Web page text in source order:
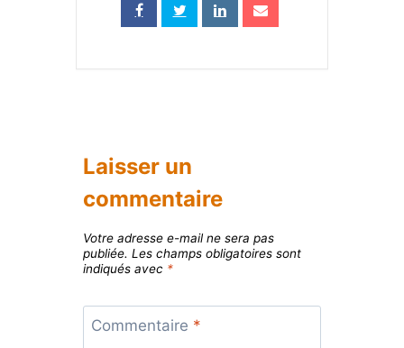
Laisser un
commentaire
Votre adresse e-mail ne sera pas
publiée. Les champs obligatoires sont
indiqués avec *
Commentaire *